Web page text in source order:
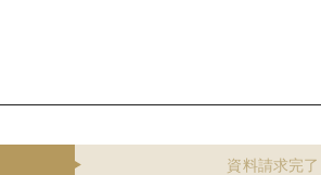
資料請求完了